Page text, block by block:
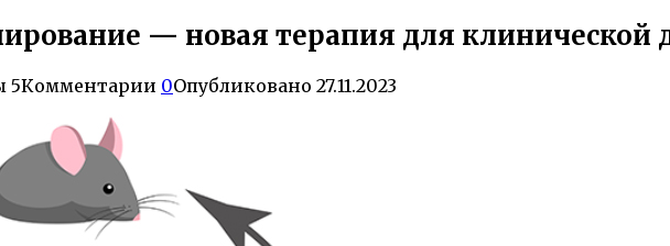
— новая терапия для клинической
5Комментарии 0Опубликовано 27.11.2023